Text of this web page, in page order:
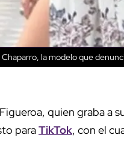
Chaparro, la modelo que
quien graba a
paraTikTok, con el